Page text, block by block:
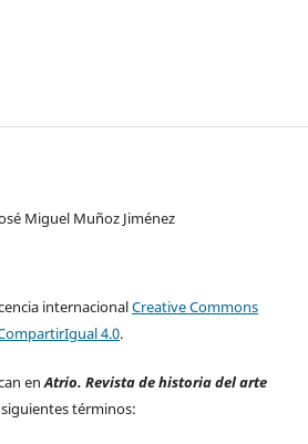
Miguel Muñoz Jiménez
internacionalCreative Commons
4.0.
enAtrio. Revista de historia del arte
términos: